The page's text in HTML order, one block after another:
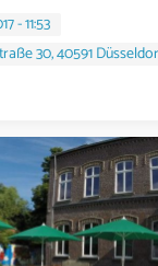
- 11:53
30, 40591